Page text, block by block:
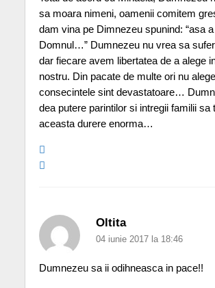
sa moara nimeni, oamenii comitem
dam vina pe Dimnezeu spunind: “asa
Domnul…” Dumnezeu nu vrea sa
dar fiecare avem libertatea de a alege
nostru. Din pacate de multe ori nu
consecintele sint devastatoare…
dea putere parintilor si intregii familii sa
aceasta durere enorma…
Oltita
04 iunie 2017 la 18:46
Dumnezeu sa ii odihneasca in pace!!